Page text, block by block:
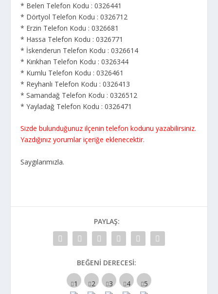
* Belen Telefon Kodu : 0326441
* Dörtyol Telefon Kodu : 0326712
* Erzin Telefon Kodu : 0326681
* Hassa Telefon Kodu : 0326771
* İskenderun Telefon Kodu : 0326614
* Kırıkhan Telefon Kodu : 0326344
* Kumlu Telefon Kodu : 0326461
* Reyhanlı Telefon Kodu : 0326413
* Samandağ Telefon Kodu : 0326512
* Yayladağ Telefon Kodu : 0326471
Sizde bulunduğunuz ilçenin telefon kodunu yazabilirsiniz.
Yazdığınız yorumlar içeriğe eklenecektir.
Saygılarımızla.
PAYLAŞ:
BEĞENI DERECESI: